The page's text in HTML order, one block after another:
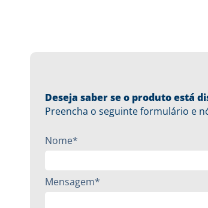
Deseja saber se o produto está
Preencha o seguinte formulário e
Nome*
Mensagem*